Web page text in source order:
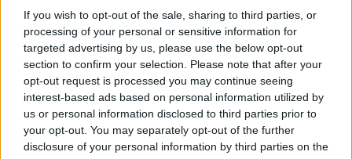
If you wish to opt-out of the sale, sharing to third parties, or
processing of your personal or sensitive information for
targeted advertising by us, please use the below opt-out
section to confirm your selection. Please note that after your
opt-out request is processed you may continue seeing
interest-based ads based on personal information utilized by
us or personal information disclosed to third parties prior to
your opt-out. You may separately opt-out of the further
disclosure of your personal information by third parties on the
kiiktatása, utóbb az oroszországi bolsevizmus terjedésének
megakadályozása és saját hatalmi pozícióik kiépítése
szempontjából is egyre inkább elkötelezte magát Közép-
Európa kisállami rekonstrukciójának terve mellett. Az
amerikai álláspont ehhez képest mindig is óvatosabb volt, és
Wilsonék jelentős késéssel, csupán 1918 júniusában jutottak
arra a döntésre, hogy a Monarchia nemzeti széttagolása – a
háború mielőbbi befejezése érdekében – többé
Rubicon Online rovatok cikkei
Hirdetésmentes olvasó felület
Kedvenc cikkek elmentése, könyvjelzők
Az első hónap csak 200 Ft-ba kerül. Próbálja
ki!